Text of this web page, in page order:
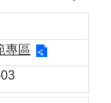
專區